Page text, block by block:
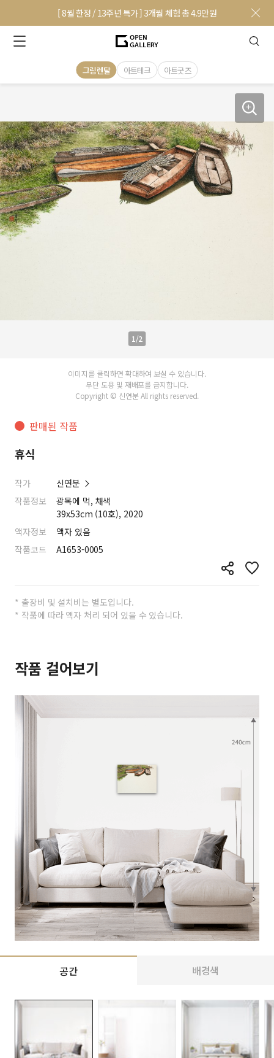
[ 8월 한정 / 13주년 특가 ] 3개월 체험 총 4.9만원
그림렌탈 아트테크 아트굿즈
1/2
이미지를 클릭하면 확대하여 보실 수 있습니다.
무단 도용 및 재배포를 금지합니다.
Copyright © 신연분 All rights reserved.
판매된 작품
휴식
작가
신연분
작품정보
광목에 먹, 채색
39x53cm (10호), 2020
액자정보
액자 있음
작품코드
A1653-0005
* 출장비 및 설치비는 별도입니다.
* 작품에 따라 액자 처리 되어 있을 수 있습니다.
작품 걸어보기
공간 배경색